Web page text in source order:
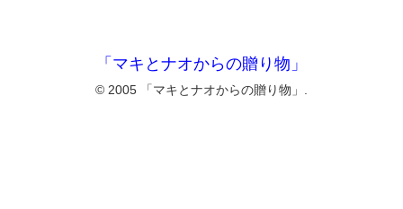
「マキとナオからの贈り物」
© 2005 「マキとナオからの贈り物」.